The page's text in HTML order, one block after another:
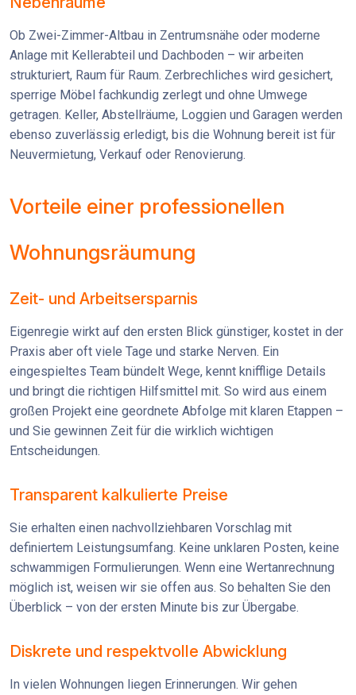
Ob Zwei-Zimmer-Altbau in Zentrumsnähe oder moderne
Anlage mit Kellerabteil und Dachboden – wir arbeiten
strukturiert, Raum für Raum. Zerbrechliches wird gesichert,
sperrige Möbel fachkundig zerlegt und ohne Umwege
getragen. Keller, Abstellräume, Loggien und Garagen werden
ebenso zuverlässig erledigt, bis die Wohnung bereit ist für
Neuvermietung, Verkauf oder Renovierung.
Vorteile einer professionellen
Wohnungsräumung
Zeit- und Arbeitsersparnis
Eigenregie wirkt auf den ersten Blick günstiger, kostet in der
Praxis aber oft viele Tage und starke Nerven. Ein
eingespieltes Team bündelt Wege, kennt knifflige Details
und bringt die richtigen Hilfsmittel mit. So wird aus einem
großen Projekt eine geordnete Abfolge mit klaren Etappen –
und Sie gewinnen Zeit für die wirklich wichtigen
Entscheidungen.
Transparent kalkulierte Preise
Sie erhalten einen nachvollziehbaren Vorschlag mit
definiertem Leistungsumfang. Keine unklaren Posten, keine
schwammigen Formulierungen. Wenn eine Wertanrechnung
möglich ist, weisen wir sie offen aus. So behalten Sie den
Überblick – von der ersten Minute bis zur Übergabe.
Diskrete und respektvolle Abwicklung
In vielen Wohnungen liegen Erinnerungen. Wir gehen